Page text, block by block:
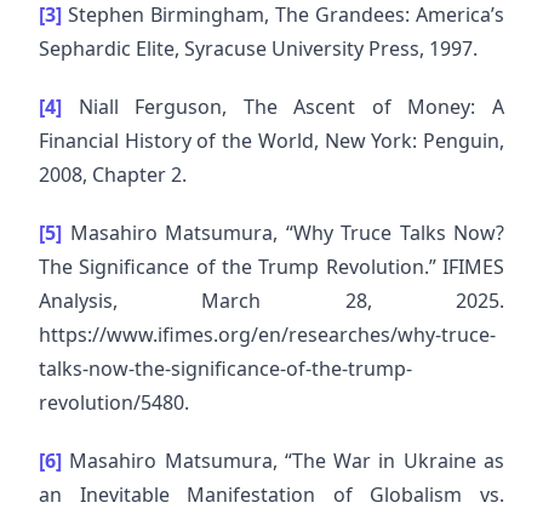
[3] Stephen Birmingham, The Grandees: America’s
Sephardic Elite, Syracuse University Press, 1997.
[4] Niall Ferguson, The Ascent of Money: A
Financial History of the World, New York: Penguin,
2008, Chapter 2.
[5] Masahiro Matsumura, “Why Truce Talks Now?
The Significance of the Trump Revolution.” IFIMES
Analysis, March 28, 2025.
https://www.ifimes.org/en/researches/why-truce-
talks-now-the-significance-of-the-trump-
revolution/5480.
[6] Masahiro Matsumura, “The War in Ukraine as
an Inevitable Manifestation of Globalism vs.